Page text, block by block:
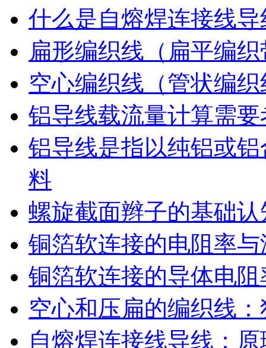
什么是自熔焊连接线导
扁形编织线（扁平编
空心编织线（管状编
铝导线载流量计算需
铝导线是指以纯铝或
料
螺旋截面辫子的基础
铜箔软连接的电阻率
铜箔软连接的导体电
空心和压扁的编织线
自熔焊连接线导线：